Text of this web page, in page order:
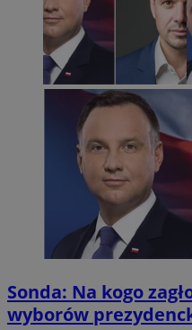
Sonda: Na kogo
wyborów